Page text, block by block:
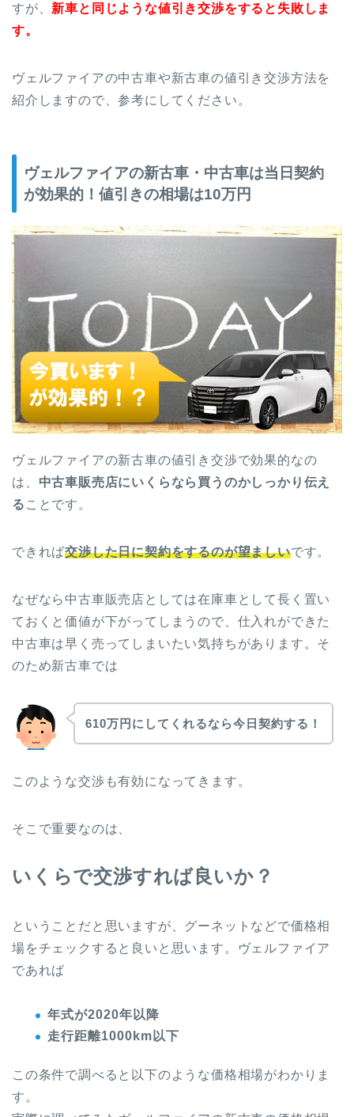
すが、 新車と同じような値引き交渉をすると失敗しま
す。
ヴェルファイアの中古車や新古車の値引き交渉方法を
紹介しますので、参考にしてください。
ヴェルファイアの新古車・中古車は当日契約
が効果的！値引きの相場は10万円
ヴェルファイアの新古車の値引き交渉で効果的なの
は、 中古車販売店にいくらなら買うのかしっかり伝え
る ことです。
できれば交渉した日に契約をするのが望ましいです。
なぜなら中古車販売店としては在庫車として長く置い
ておくと価値が下がってしまうので、仕入れができた
中古車は早く売ってしまいたい気持ちがあります。そ
のため新古車では
610万円にしてくれるなら今日契約する！
このような交渉も有効になってきます。
そこで重要なのは、
いくらで交渉すれば良いか？
ということだと思いますが、グーネットなどで価格相
場をチェックすると良いと思います。ヴェルファイア
であれば
年式が2020年以降
走行距離1000km以下
この条件で調べると以下のような価格相場がわかりま
す。